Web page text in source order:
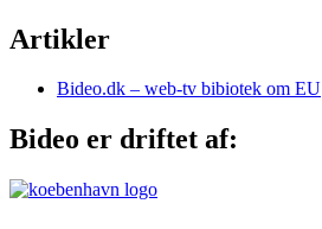
Artikler
Bideo.dk – web-tv bibiotek om EU
Bideo er driftet af: